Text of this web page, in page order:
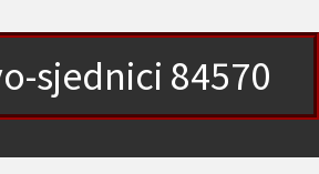
sjednici 84570